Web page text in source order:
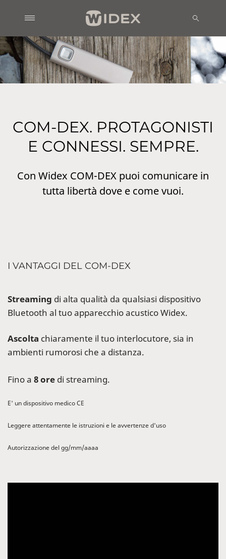
COM-DEX. PROTAGONISTI
E CONNESSI. SEMPRE.
Con Widex COM-DEX puoi comunicare in
tutta libertà dove e come vuoi.
I VANTAGGI DEL COM-DEX
Streaming di alta qualità da qualsiasi dispositivo
Bluetooth al tuo apparecchio acustico Widex.
Ascolta chiaramente il tuo interlocutore, sia in
ambienti rumorosi che a distanza.
Fino a 8 ore di streaming.
E' un dispositivo medico CE
Leggere attentamente le istruzioni e le avvertenze d'uso
Autorizzazione del gg/mm/aaaa